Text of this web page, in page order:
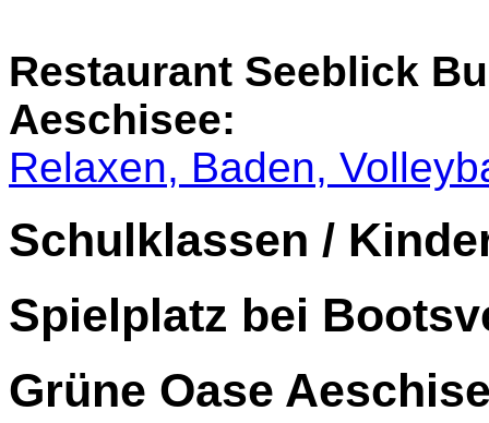
Restaurant Seeblick
Aeschisee:
Relaxen, Baden,
Schulklassen /
Spielplatz bei
Grüne Oase